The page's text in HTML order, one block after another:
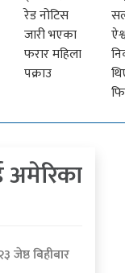
रेड नोटिस
जारी भएका
फरार महिला
पक्राउ
जेष्ठ बिहीबार